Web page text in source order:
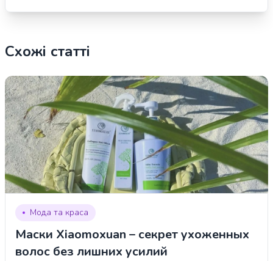
Схожі статті
Мода та краса
Маски Xiaomoxuan – секрет ухоженных
волос без лишних усилий